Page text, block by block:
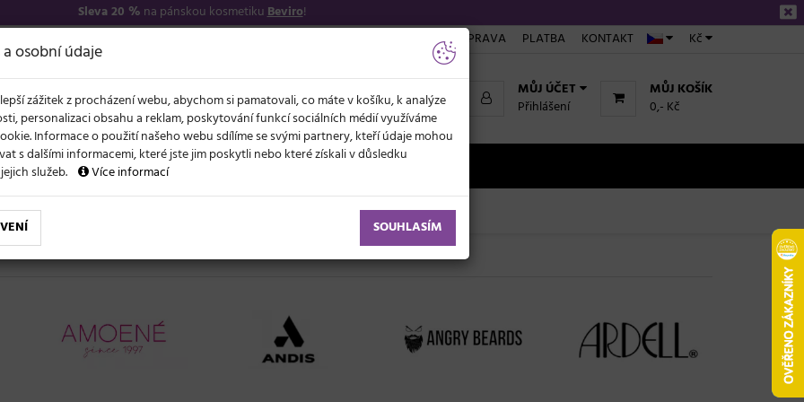
Sleva 20 % na pánskou kosmetikuBeviro!
Kč
DOPRAVA PLATBA KONTAKT
MŮJ KOŠÍK
0,- Kč
MŮJ ÚČET
Přihlášení
NOVĚ LÉTO A VLASY AKCE
osobní údaje
zážitek z procházení webu, abychom si pamatovali, co máte v košíku, k analýze
personalizaci obsahu a reklam, poskytování funkcí sociálních médií využíváme
Informace o použití našeho webu sdílíme se svými partnery, kteří údaje mohou
s dalšími informacemi, které jste jim poskytli nebo které získali v důsledku
služeb.
Více informací
SOUHLASÍM